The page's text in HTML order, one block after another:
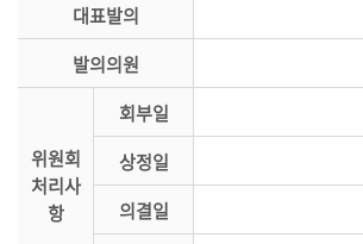
의
대표발의
발의의원
위원회
처리사
항
회부일
상정일
의결일